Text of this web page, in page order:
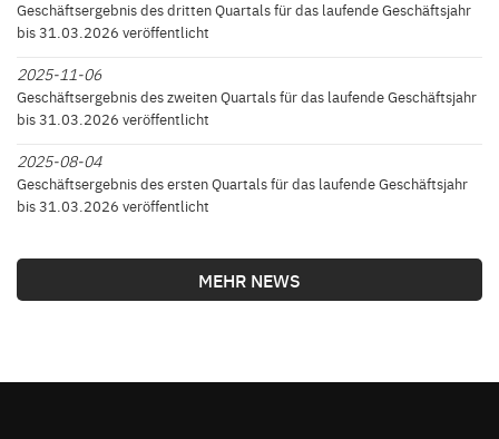
Geschäftsergebnis des dritten Quartals für das laufende Geschäftsjahr
bis 31.03.2026 veröffentlicht
2025-11-06
Geschäftsergebnis des zweiten Quartals für das laufende Geschäftsjahr
bis 31.03.2026 veröffentlicht
2025-08-04
Geschäftsergebnis des ersten Quartals für das laufende Geschäftsjahr
bis 31.03.2026 veröffentlicht
MEHR NEWS